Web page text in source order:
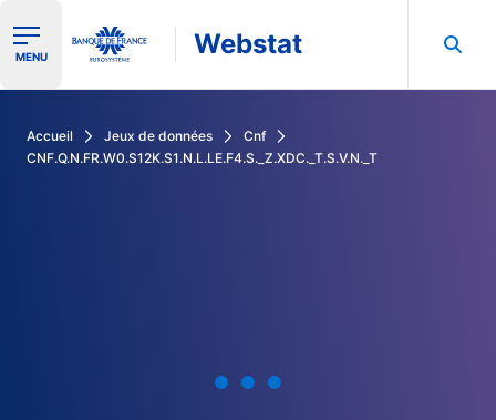
Ouvrir le menu de navigation
MENU Webstat
Accueil Jeux de données
Cnf
CNF.Q.N.FR.W0.S12K.S1.N.L.LE.F4.S._Z.XDC._T.S.V.N._T